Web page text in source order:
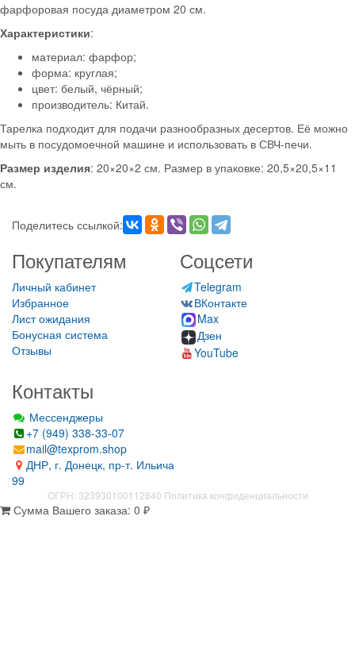
фарфоровая посуда диаметром 20 см.
Характеристики:
материал: фарфор;
форма: круглая;
цвет: белый, чёрный;
производитель: Китай.
Тарелка подходит для подачи разнообразных десертов. Её можно
мыть в посудомоечной машине и использовать в СВЧ-печи.
Размер изделия: 20×20×2 см. Размер в упаковке: 20,5×20,5×11
см.
Поделитесь ссылкой:
Покупателям
Личный кабинет
Избранное
Лист ожидания
Бонусная система
Отзывы
Соцсети
Telegram
ВКонтакте
Max
Дзен
YouTube
Контакты
Мессенджеры
+7 (949) 338-33-07
mail@texprom.shop
ДНР, г. Донецк, пр-т. Ильича
99
ОГРН: 323930100112840 Политика конфиденциальности
Сумма Вашего заказа: 0 ₽